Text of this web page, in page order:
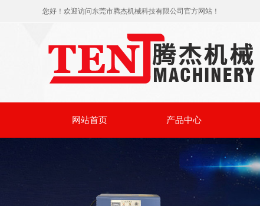
您好！欢迎访问东莞市腾杰机械科技有限公司官方网站！
网站首页 产品中心